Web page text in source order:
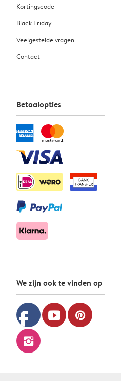
Kortingscode
Black Friday
Veelgestelde vragen
Contact
Betaalopties
We zijn ook te vinden op
facebook youtube pinterest
instagram